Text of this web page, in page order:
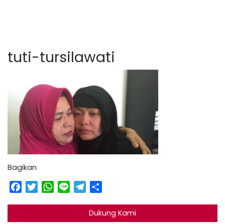
tuti-tursilawati
Bagikan
Facebook
TwitterWhatsApp
Line Telegram
Dukung Kami